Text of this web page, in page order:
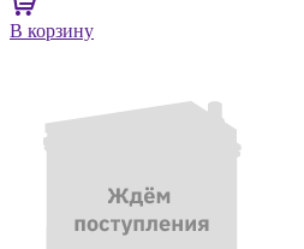
В корзину